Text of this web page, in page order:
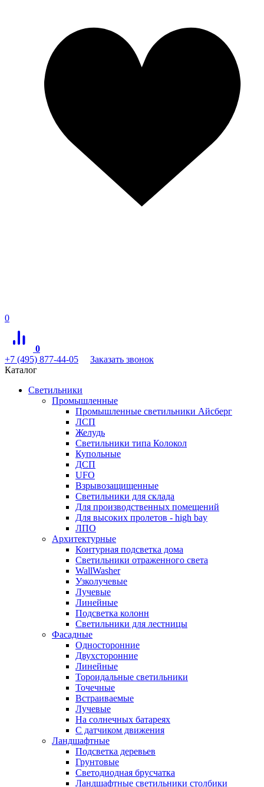
0
0
+7 (495) 877-44-05
Заказать звонок
Каталог
Светильники
Промышленные
Промышленные светильники Айсберг
ЛСП
Желудь
Светильники типа Колокол
Купольные
ДСП
UFO
Взрывозащищенные
Светильники для склада
Для производственных помещений
Для высоких пролетов - high bay
ЛПО
Архитектурные
Контурная подсветка дома
Светильники отраженного света
WallWasher
Узколучевые
Лучевые
Линейные
Подсветка колонн
Светильники для лестницы
Фасадные
Односторонние
Двухсторонние
Линейные
Тороидальные светильники
Точечные
Встраиваемые
Лучевые
На солнечных батареях
С датчиком движения
Ландшафтные
Подсветка деревьев
Грунтовые
Светодиодная брусчатка
Ландшафтные светильники столбики